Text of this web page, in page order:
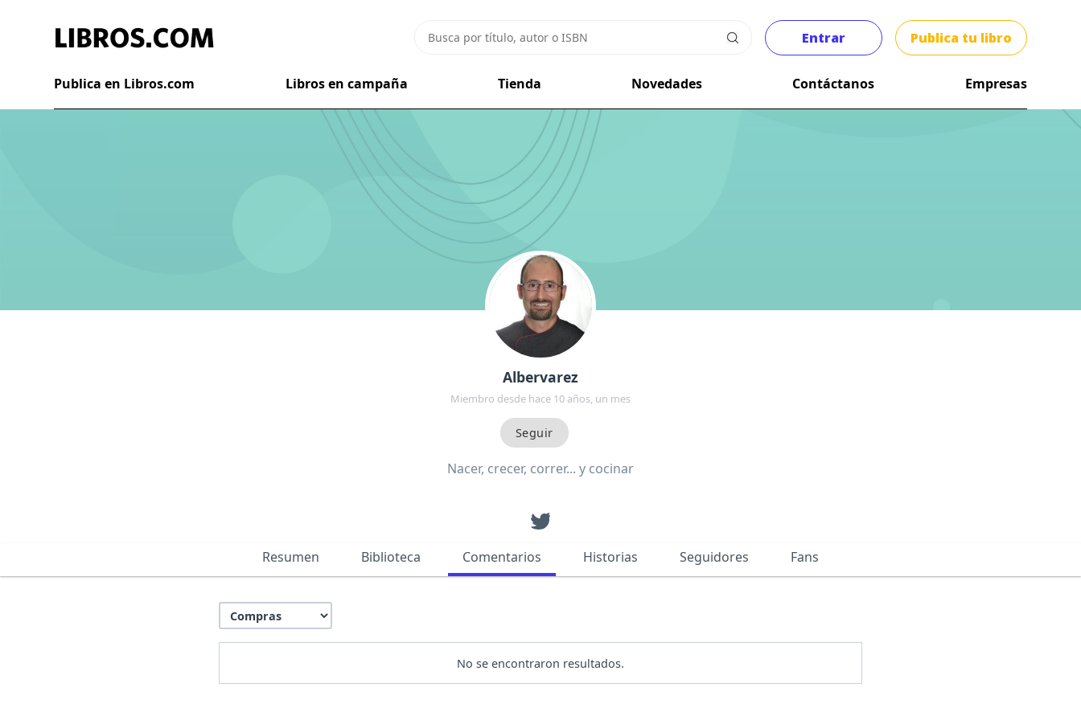
Entrar Publica tu libro
Publica en Libros.com Libros en campaña Tienda Novedades Contáctanos Empresas
Albervarez
Miembro desde hace 10 años, un mes
Nacer, crecer, correr... y cocinar
Resumen Biblioteca Comentarios Historias Seguidores Fans
No se encontraron resultados.